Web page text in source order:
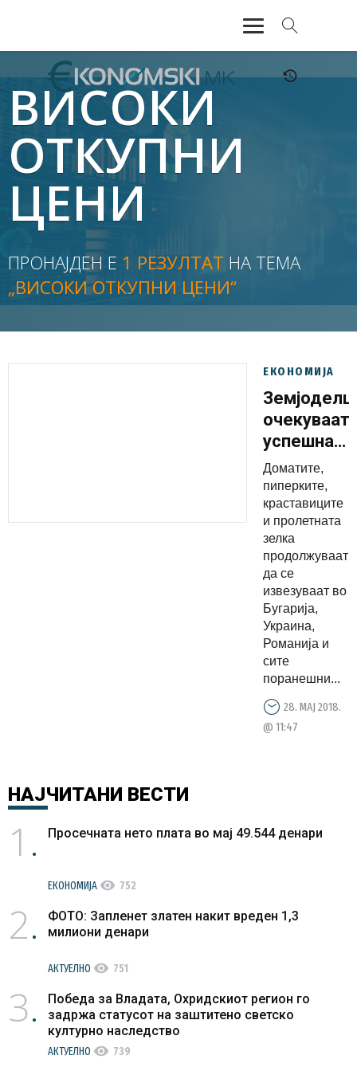
АКТУЕЛНО
ЕКОНОМИЈА
ФИНАНСИИ
БАНКАРСТВО
ЖИВОТ
МОЗАИК
ВИСОКИ
ОТКУПНИ
ЦЕНИ
ПРОНАЈДЕН Е 1 РЕЗУЛТАТ НА ТЕМА
„ВИСОКИ ОТКУПНИ ЦЕНИ“
ЕКОНОМИЈА
очекуваат
успешна
сезона:
Високи
откупни
цени за
производи
Доматите,
пиперките,
краставиците
и пролетната
зелка
продолжуваат
да се
извезуваат во
Бугарија,
Украина,
Романија и
сите
поранешни...
28. МАЈ 2018.
@ 11:47
НАЈЧИТАНИ ВЕСТИ
1 Просечната нето плата во мај 49.544 денари
ЕКОНОМИЈА visibility 752
2
ФОТО: Запленет златен накит вреден 1,3
милиони денари
АКТУЕЛНО visibility 751
3
Победа за Владата, Охридскиот регион го
задржа статусот на заштитено светско
културно наследство
АКТУЕЛНО visibility 739